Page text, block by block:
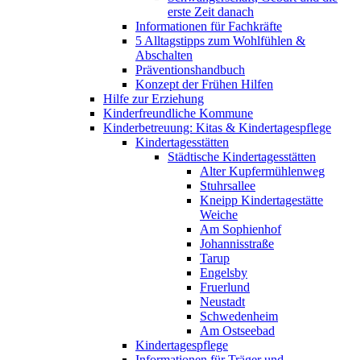
erste Zeit danach
Informationen für Fachkräfte
5 Alltagstipps zum Wohlfühlen &
Abschalten
Präventionshandbuch
Konzept der Frühen Hilfen
Hilfe zur Erziehung
Kinderfreundliche Kommune
Kinderbetreuung: Kitas & Kindertagespflege
Kindertagesstätten
Städtische Kindertagesstätten
Alter Kupfermühlenweg
Stuhrsallee
Kneipp Kindertagestätte
Weiche
Am Sophienhof
Johannisstraße
Tarup
Engelsby
Fruerlund
Neustadt
Schwedenheim
Am Ostseebad
Kindertagespflege